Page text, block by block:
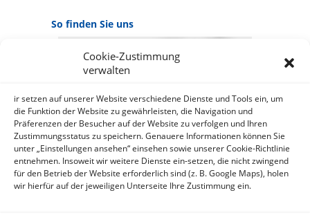
Cookie-Zustimmung
verwalten
ir setzen auf unserer Website verschiedene Dienste und Tools ein, um
die Funktion der Website zu gewährleisten, die Navigation und
Präferenzen der Besucher auf der Website zu verfolgen und Ihren
Zustimmungsstatus zu speichern. Genauere Informationen können Sie
unter „Einstellungen ansehen“ einsehen sowie unserer Cookie-Richtlinie
entnehmen. Insoweit wir weitere Dienste ein-setzen, die nicht zwingend
für den Betrieb der Website erforderlich sind (z. B. Google Maps), holen
wir hierfür auf der jeweiligen Unterseite Ihre Zustimmung ein.
So finden Sie uns
GOOGLE MAPS:
AKZEPTIEREN
Anbieter: Google Ireland Limited
Bei der Nutzung dieses Dienstes
werden Daten an Google
über¬mittelt, außer¬dem ist es
wahr-scheinlich dass Google Daten
(z.B. Cookies) auf Ihrem Gerät